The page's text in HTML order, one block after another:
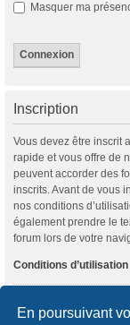
En poursuivant
Masquer ma
Inscription
Vous devez être inscrit
rapide et vous offre de
peuvent accorder des
inscrits. Avant de vous
nos conditions
également prendre le
forum lors de votre
Conditions d’utilisation
Inscription